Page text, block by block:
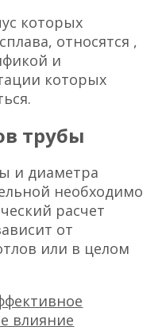
которых
относятся ,
и
которых
трубы
и диаметра
необходимо
расчет
от
или в целом
влияние